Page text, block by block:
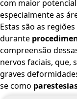
com maior
especialmente as
Estas são as
durante
compreensão
nervos faciais, que,
graves deformidades faciais. Os danos
se como